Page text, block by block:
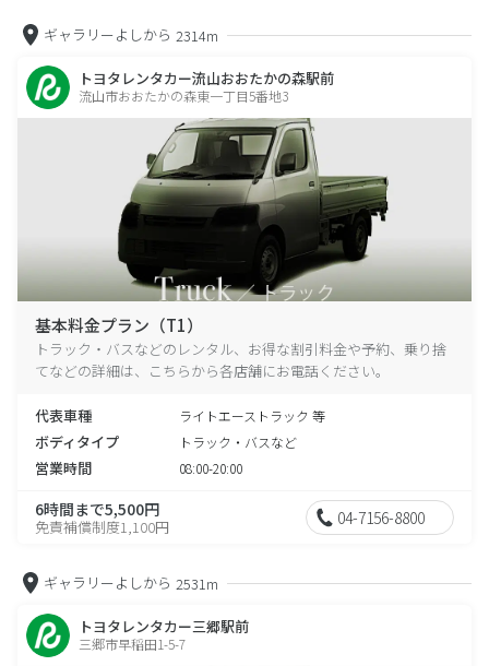
ギャラリーよしから 2314m
トヨタレンタカー流山おおたかの森駅前
流山市おおたかの森東一丁目5番地3
基本料金プラン（T1）
トラック・バスなどのレンタル、お得な割引料金や予約、乗り捨
てなどの詳細は、こちらから各店舗にお電話ください。
代表車種 ライトエーストラック 等
ボディタイプ トラック・バスなど
営業時間 08:00-20:00
6時間まで5,500円
免責補償制度1,100円 04-7156-8800
ギャラリーよしから 2531m
トヨタレンタカー三郷駅前
三郷市早稲田1-5-7